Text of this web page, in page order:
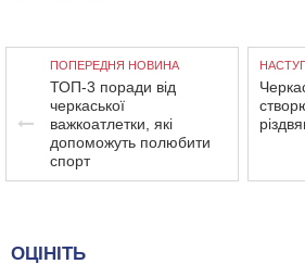
ПОПЕРЕДНЯ НОВИНА
ТОП-3 поради від
черкаської
важкоатлетки, які
допоможуть полюбити
спорт